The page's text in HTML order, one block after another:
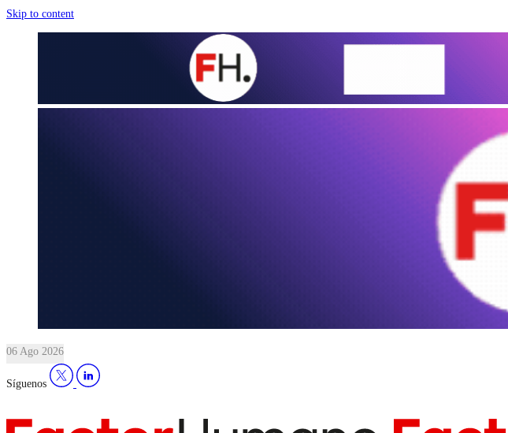
Skip to content
06 Ago 2026
Síguenos